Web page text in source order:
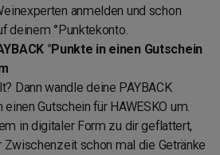
anmelden und schon
deinem °Punktekonto.
°Punkte in einen Gutschein
Dann wandle deine PAYBACK
einen Gutschein für HAWESKO um.
in digitaler Form zu dir geflattert,
Zwischenzeit schon mal die Getränke